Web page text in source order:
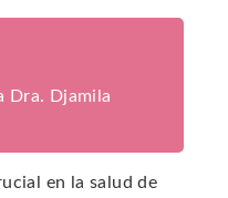
Dra. Djamila
en la salud de